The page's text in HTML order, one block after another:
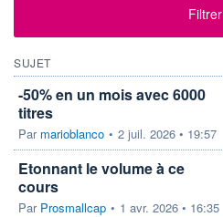
Filtrer
SUJET
-50% en un mois avec 6000
titres
Par marioblanco • 2 juil. 2026 • 19:57
Etonnant le volume à ce
cours
Par Prosmallcap • 1 avr. 2026 • 16:35